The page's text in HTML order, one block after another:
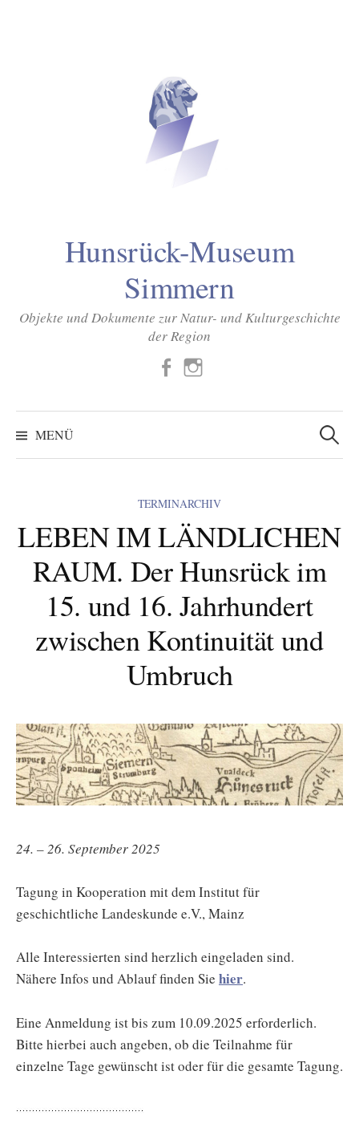
Hunsrück-Museum
Simmern
Objekte und Dokumente zur Natur- und Kulturgeschichte
der Region
FB
MENÜ
Suchen
nach:
TERMINARCHIV
LEBEN IM LÄNDLICHEN
RAUM. Der Hunsrück im
15. und 16. Jahrhundert
zwischen Kontinuität und
Umbruch
24. – 26. September 2025
Tagung in Kooperation mit dem Institut für
geschichtliche Landeskunde e.V., Mainz
Alle Interessierten sind herzlich eingeladen sind.
Nähere Infos und Ablauf finden Sie hier.
Eine Anmeldung ist bis zum 10.09.2025 erforderlich.
Bitte hierbei auch angeben, ob die Teilnahme für
einzelne Tage gewünscht ist oder für die gesamte Tagung.